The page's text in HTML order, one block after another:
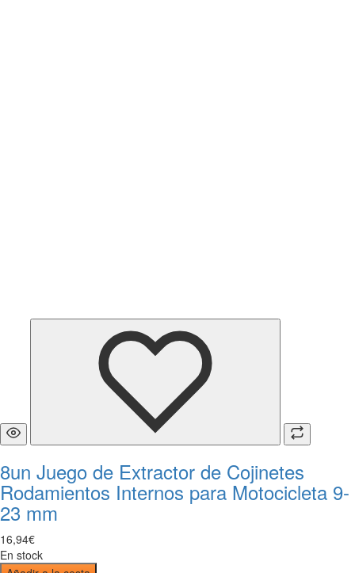
8un Juego de Extractor de Cojinetes
Rodamientos Internos para Motocicleta 9-
23 mm
16,94€
En stock